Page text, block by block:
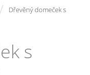
/
Dřevěný domeček s
s